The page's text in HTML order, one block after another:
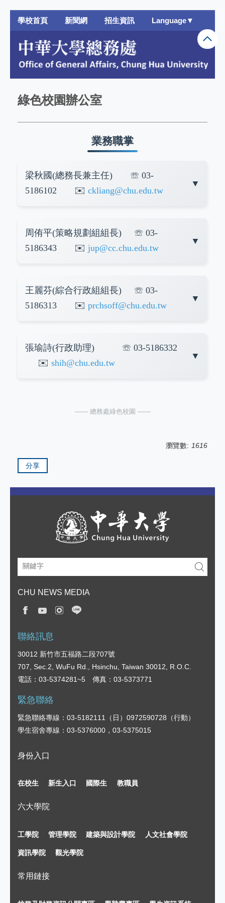
跳
要
內
學校首頁 新聞網 招生資訊 Language▼
綠色校園辦公室
業務職掌
梁秋國(總務長兼主任) ☏ 03-
5186102 ✉️ ckliang@chu.edu.tw
🎲綜理「綠色校園」相關業務
周侑平(策略規劃組組長) ☏ 03-
5186343 ✉️ jup@cc.chu.edu.tw
🎲「綠色校園」相關業務(綠色大學、綠色校園、塔樂禮
王麗芬(綜合行政組組長) ☏ 03-
5186313 ✉️ prchsoff@chu.edu.tw
🎲「綠色校園」相關業務(綠色大學、綠色校園、塔樂禮
張瑜詩(行政助理) ☏ 03-5186332
✉️ shih@chu.edu.tw
樂禮宣言、節能減碳、溫室氣體盤查...等)行政作業
—— 總務處綠色校園 ——
瀏覽數: 1616
分享
CHU NEWS MEDIA
聯絡訊息
30012 新竹市五福路二段707號
707, Sec.2, WuFu Rd., Hsinchu, Taiwan 30012, R.O.C.
電話：03-5374281~5 傳真：03-5373771
緊急聯絡
緊急聯絡專線：03-5182111（日）0972590728（行動）
學生宿舍專線：03-5376000，03-5375015
身份入口
在校生 新生入口 國際生 教職員
六大學院
工學院 管理學院 建築與設計學院 人文社會學院
資訊學院 觀光學院
常用鏈接